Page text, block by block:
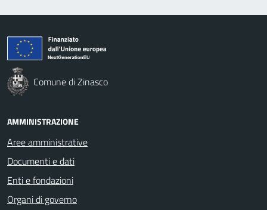
Comune di Zinasco
AMMINISTRAZIONE
Aree amministrative
Documenti e dati
Enti e fondazioni
Organi di governo